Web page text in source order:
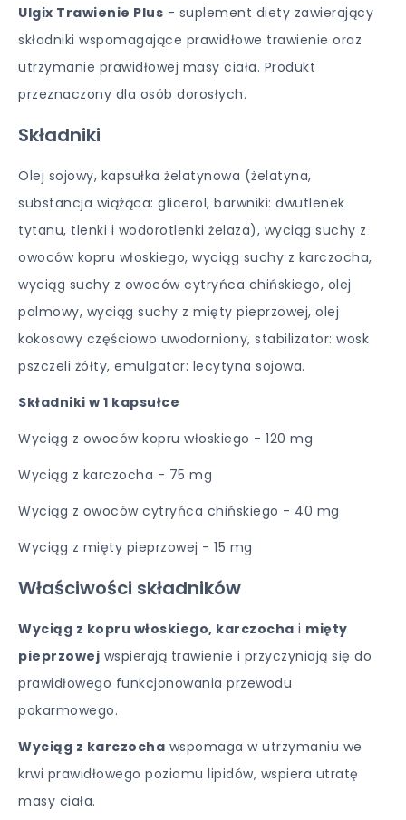
Ulgix Trawienie Plus - suplement diety zawierający
składniki wspomagające prawidłowe trawienie oraz
utrzymanie prawidłowej masy ciała. Produkt
przeznaczony dla osób dorosłych.
Składniki
Olej sojowy, kapsułka żelatynowa (żelatyna,
substancja wiążąca: glicerol, barwniki: dwutlenek
tytanu, tlenki i wodorotlenki żelaza), wyciąg suchy z
owoców kopru włoskiego, wyciąg suchy z karczocha,
wyciąg suchy z owoców cytryńca chińskiego, olej
palmowy, wyciąg suchy z mięty pieprzowej, olej
kokosowy częściowo uwodorniony, stabilizator: wosk
pszczeli żółty, emulgator: lecytyna sojowa.
Składniki w 1 kapsułce
Wyciąg z owoców kopru włoskiego - 120 mg
Wyciąg z karczocha - 75 mg
Wyciąg z owoców cytryńca chińskiego - 40 mg
Wyciąg z mięty pieprzowej - 15 mg
Właściwości składników
Wyciąg z kopru włoskiego, karczocha i mięty
pieprzowej wspierają trawienie i przyczyniają się do
prawidłowego funkcjonowania przewodu
pokarmowego.
Wyciąg z karczocha wspomaga w utrzymaniu we
krwi prawidłowego poziomu lipidów, wspiera utratę
masy ciała.